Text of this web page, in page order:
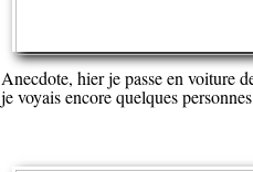
Anecdote, hier je passe en voiture
je voyais encore quelques